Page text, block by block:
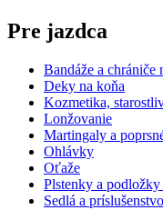
Pre jazdca
Bandáže a chrániče
Deky na koňa
Kozmetika,
Lonžovanie
Martingaly a
Ohlávky
Oťaže
Plstenky a podložky
Sedlá a príslušenstvo